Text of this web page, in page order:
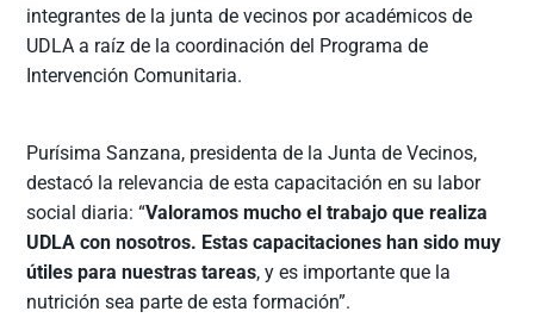
integrantes de la junta de vecinos por académicos de
UDLA a raíz de la coordinación del Programa de
Intervención Comunitaria.
Purísima Sanzana, presidenta de la Junta de Vecinos,
destacó la relevancia de esta capacitación en su labor
social diaria: “Valoramos mucho el trabajo que realiza
UDLA con nosotros. Estas capacitaciones han sido muy
útiles para nuestras tareas, y es importante que la
nutrición sea parte de esta formación”.